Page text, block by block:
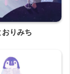
りみち